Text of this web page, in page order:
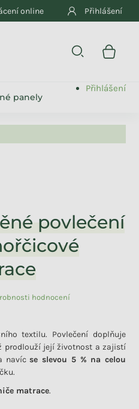
online Přihlášení
panely
Přihlášení
povlečení
hodnocení produktu je 0,0 z 5
hodnocení
textilu. Povlečení doplňuje
prodlouží její životnost a zajistí
navícse slevou 5 % na celou
matrace.